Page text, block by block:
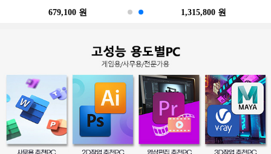
679,100 원 1,315,800 원
402,900 원 486,200 원
249,000 원 247,500 원
490,500 원 39,300 원
259,000 원 396,000 원